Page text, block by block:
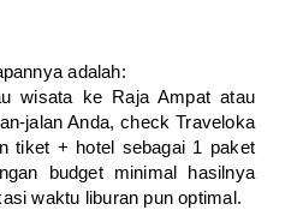
adalah:
wisata ke Raja Ampat atau
jalan Anda, check Traveloka
tiket + hotel sebagai 1 paket
budget minimal hasilnya
waktu liburan pun optimal.